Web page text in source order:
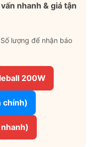
nhanh & giá tận
lượng để nhận báo
200W
chính)